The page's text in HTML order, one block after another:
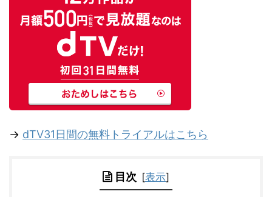
→ dTV31日間の無料トライアルはこちら
目次 [表示]